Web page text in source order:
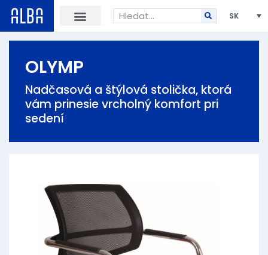
SK
OLYMP
Nadčasová a štýlová stolička, ktorá
vám prinesie vrcholný komfort pri
sedení